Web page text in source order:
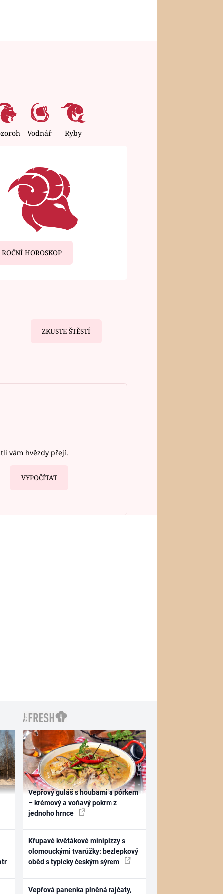
Vodnář Ryby
ROČNÍ HOROSKOP
ZKUSTE ŠTĚSTÍ
vám hvězdy přejí.
VYPOČÍTAT
Vepřový guláš s houbami a pórkem
– krémový a voňavý pokrm z
jednoho hrnce
Křupavé květákové minipizzy s
olomouckými tvarůžky: bezlepkový
oběd s typicky českým sýrem
Vepřová panenka plněná rajčaty,